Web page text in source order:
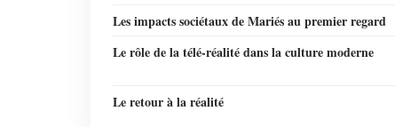
Les impacts sociétaux de Mariés au premier regard
Le rôle de la télé-réalité dans la culture moderne
Le retour à la réalité